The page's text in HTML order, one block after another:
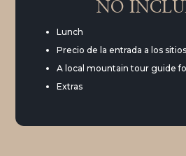
NO
Lunch
Precio de la entrada a los
A local mountain tour guide
Extras